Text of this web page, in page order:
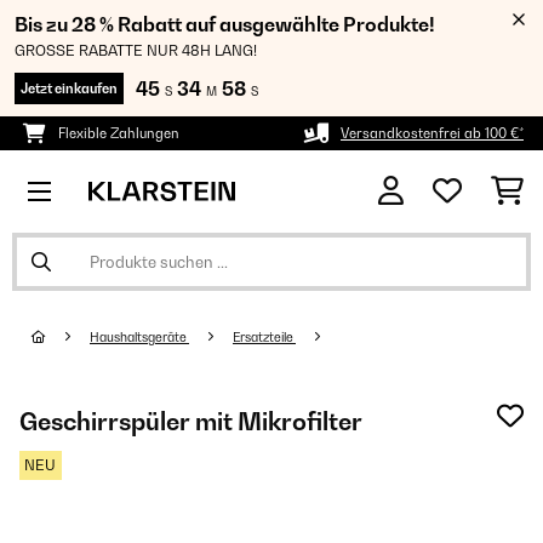
Bis zu 28 % Rabatt auf ausgewählte Produkte!
GROSSE RABATTE NUR 48H LANG!
Jetzt einkaufen 45 S 34 M 57 S
Flexible Zahlungen Versandkostenfrei ab 100 €*
Haushaltsgeräte Ersatzteile
Geschirrspüler mit Mikrofilter
NEU